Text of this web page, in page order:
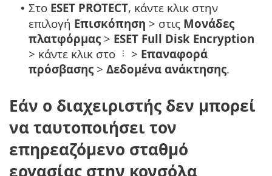
• Στο ESET PROTECT, κάντε κλικ στην
επιλογή Επισκόπηση > στις Μονάδες
πλατφόρμας > ESET Full Disk Encryption
> κάντε κλικ στο
> Επαναφορά
πρόσβασης > Δεδομένα ανάκτησης.
Εάν ο διαχειριστής δεν μπορεί
να ταυτοποιήσει τον
επηρεαζόμενο σταθμό
εργασίας στην κονσόλα